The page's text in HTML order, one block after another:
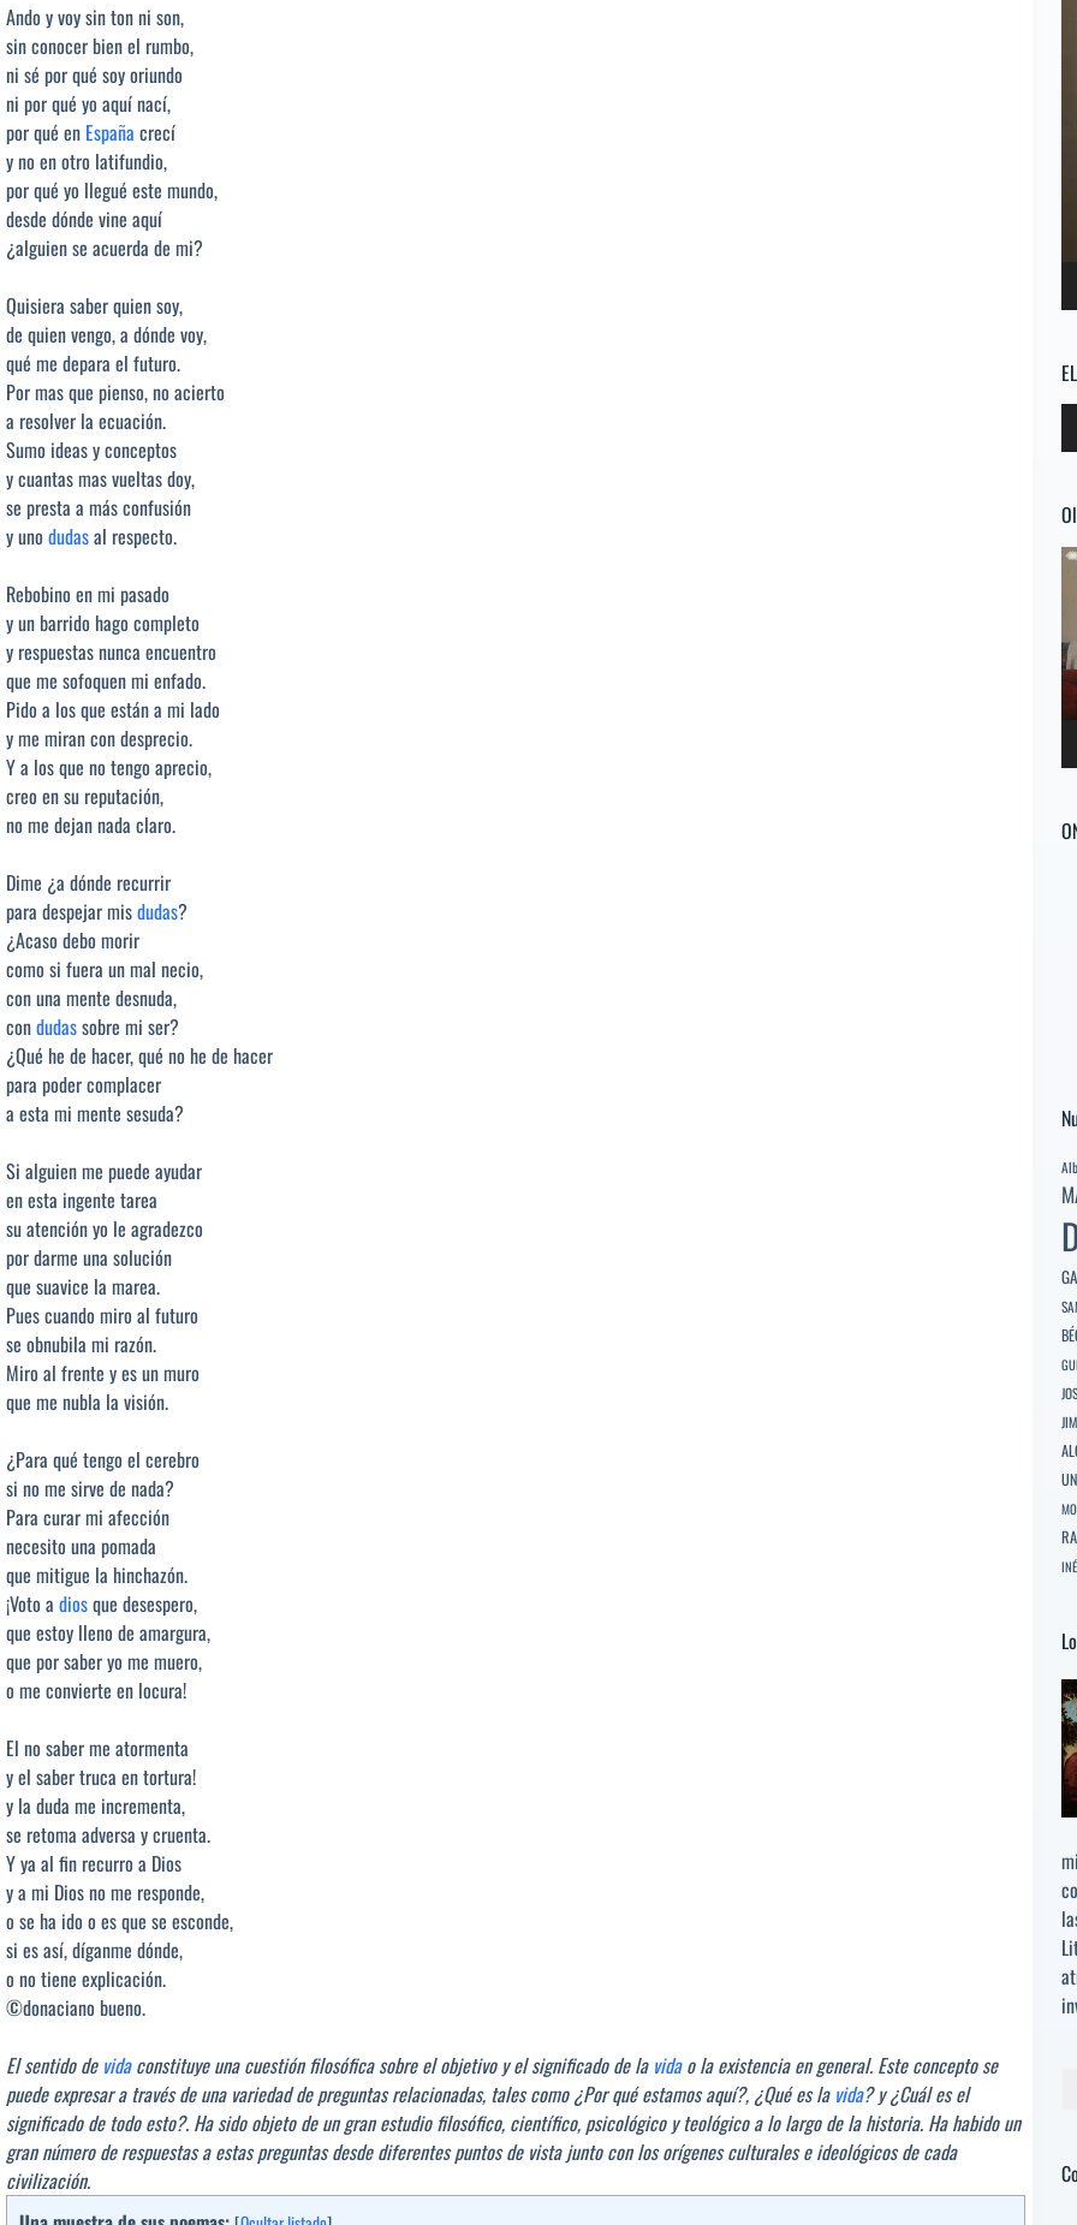
Ando y voy sin ton ni son,
sin conocer bien el rumbo,
ni sé por qué soy oriundo
ni por qué yo aquí nací,
por qué en España crecí
y no en otro latifundio,
por qué yo llegué este mundo,
desde dónde vine aquí
¿alguien se acuerda de mi?
Quisiera saber quien soy,
de quien vengo, a dónde voy,
qué me depara el futuro.
Por mas que pienso, no acierto
a resolver la ecuación.
Sumo ideas y conceptos
y cuantas mas vueltas doy,
se presta a más confusión
y uno dudasal respecto.
Rebobino en mi pasado
y un barrido hago completo
y respuestas nunca encuentro
que me sofoquen mi enfado.
Pido a los que están a mi lado
y me miran con desprecio.
Y a los que no tengo aprecio,
creo en su reputación,
no me dejan nada claro.
Dime ¿a dónde recurrir
para despejar misdudas?
¿Acaso debo morir
como si fuera un mal necio,
con una mente desnuda,
condudassobre mi ser?
¿Qué he de hacer, qué no he de hacer
para poder complacer
a esta mi mente sesuda?
Si alguien me puede ayudar
en esta ingente tarea
su atención yo le agradezco
por darme una solución
que suavice la marea.
Pues cuando miro al futuro
se obnubila mi razón.
Miro al frente y es un muro
que me nubla la visión.
¿Para qué tengo el cerebro
si no me sirve de nada?
Para curar mi afección
necesito una pomada
que mitigue la hinchazón.
¡Voto a diosque desespero,
que estoy lleno de amargura,
que por saber yo me muero,
o me convierte en locura!
El no saber me atormenta
y el saber truca en tortura!
y la duda me incrementa,
se retoma adversa y cruenta.
Y ya al fin recurro a Dios
y a mi Dios no me responde,
o se ha ido o es que se esconde,
si es así, díganme dónde,
o no tiene explicación.
©donaciano bueno.
El sentido de vidaconstituye una cuestión filosófica sobre el objetivo y el significado de la vidao la existencia en general. Este concepto se
puede expresar a través de una variedad de preguntas relacionadas, tales como ¿Por qué estamos aquí?, ¿Qué es la vida? y ¿Cuál es el
significado de todo esto?. Ha sido objeto de un gran estudio filosófico, científico, psicológico y teológico a lo largo de la historia. Ha habido un
gran número de respuestas a estas preguntas desde diferentes puntos de vista junto con los orígenes culturales e ideológicos de cada
civilización.
de